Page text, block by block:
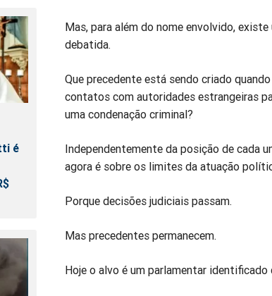
é
Mas, para além do nome envolvido,
debatida.
Que precedente está sendo criado
contatos com autoridades estrangeiras
uma condenação criminal?
Independentemente da posição de cada
agora é sobre os limites da atuação
Porque decisões judiciais passam.
Mas precedentes permanecem.
Hoje o alvo é um parlamentar identificado